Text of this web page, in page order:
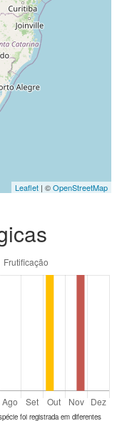
Leaflet | ©OpenStreetMap
foi registrada em diferentes